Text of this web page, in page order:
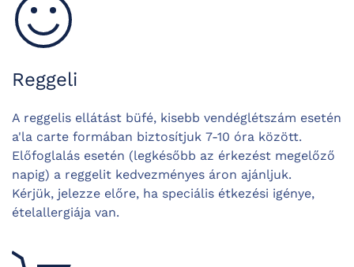
Reggeli
A reggelis ellátást büfé, kisebb vendéglétszám esetén
a'la carte formában biztosítjuk 7-10 óra között.
Előfoglalás esetén (legkésőbb az érkezést megelőző
napig) a reggelit kedvezményes áron ajánljuk.
Kérjük, jelezze előre, ha speciális étkezési igénye,
ételallergiája van.